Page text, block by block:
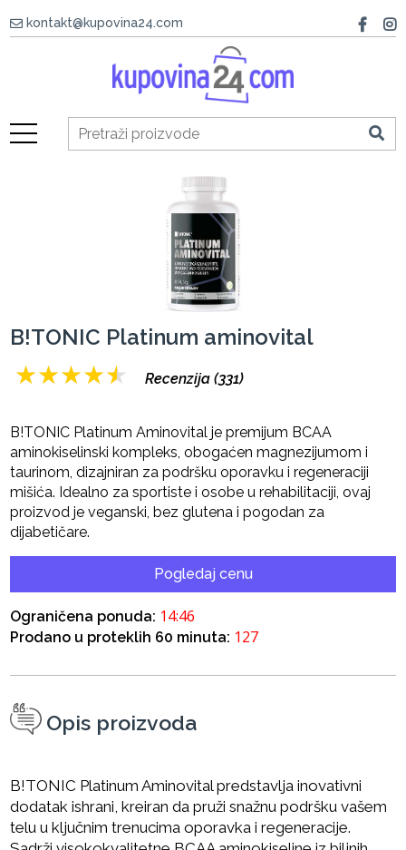
kontakt@kupovina24.com
B!TONIC Platinum aminovital
★★★★★ Recenzija (331)
B!TONIC Platinum Aminovital je premijum BCAA
aminokiselinski kompleks, obogaćen magnezijumom i
taurinom, dizajniran za podršku oporavku i regeneraciji
mišića. Idealno za sportiste i osobe u rehabilitaciji, ovaj
proizvod je veganski, bez glutena i pogodan za
dijabetičare.
Pogledaj cenu
Ograničena ponuda: 14:46
Prodano u proteklih 60 minuta: 127
Opis proizvoda
B!TONIC Platinum Aminovital predstavlja inovativni
dodatak ishrani, kreiran da pruži snažnu podršku vašem
telu u ključnim trenucima oporavka i regeneracije.